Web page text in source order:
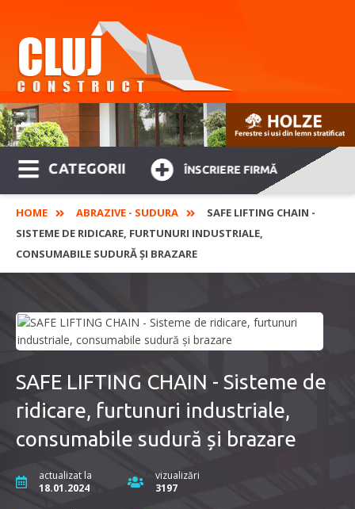
CATEGORII ÎNSCRIERE FIRMĂ
HOME ABRAZIVE - SUDURA
SAFE LIFTING CHAIN -
SISTEME DE RIDICARE, FURTUNURI INDUSTRIALE,
CONSUMABILE SUDURĂ ȘI BRAZARE
SAFE LIFTING CHAIN - Sisteme de
ridicare, furtunuri industriale,
consumabile sudură și brazare
actualizat la
18.01.2024
vizualizări
3197